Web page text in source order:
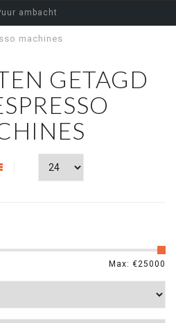
koffiebonen
machines
GETAGD
Max: €25000